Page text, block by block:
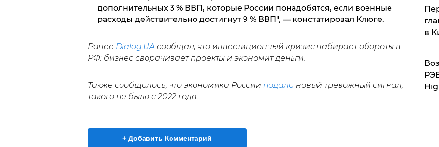
дополнительных 3 % ВВП, которые России понадобятся, если военные
расходы действительно достигнут 9 % ВВП", — констатировал Клюге.
Ранее Dialog.UA сообщал, что инвестиционный кризис набирает обороты в
РФ: бизнес сворачивает проекты и экономит деньги.
Также сообщалось, что экономика России подала новый тревожный сигнал,
такого не было с 2022 года.
+ Добавить Комментарий
в